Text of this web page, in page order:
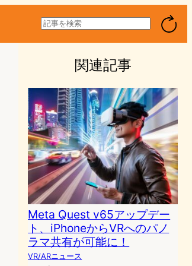
検
索
関連記事
Meta Quest v65アップデー
ト、iPhoneからVRへのパノ
ラマ共有が可能に！
VR/ARニュース